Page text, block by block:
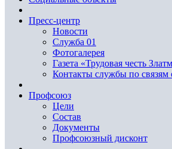
Пресс-центр
Новости
Служба 01
Фотогалерея
Газета «Трудовая честь
Контакты службы по связям
Профсоюз
Цели
Состав
Документы
Профсоюзный дисконт